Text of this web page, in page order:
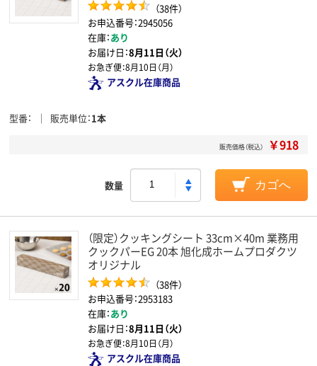
（38件）
お申込番号：2945056
在庫：あり
お届け日：8月11日（火）
お急ぎ便：8月10日（月）
アスクル在庫商品
型番 販売単位 1本
販売価格（税込） ￥918
数量 カゴへ
（限定）クッキングシート 33cm×40m 業務用
クックパーEG 20本 旭化成ホームプロダクツ
オリジナル
（38件）
お申込番号：2953183
在庫：あり
お届け日：8月11日（火）
お急ぎ便：8月10日（月）
アスクル在庫商品